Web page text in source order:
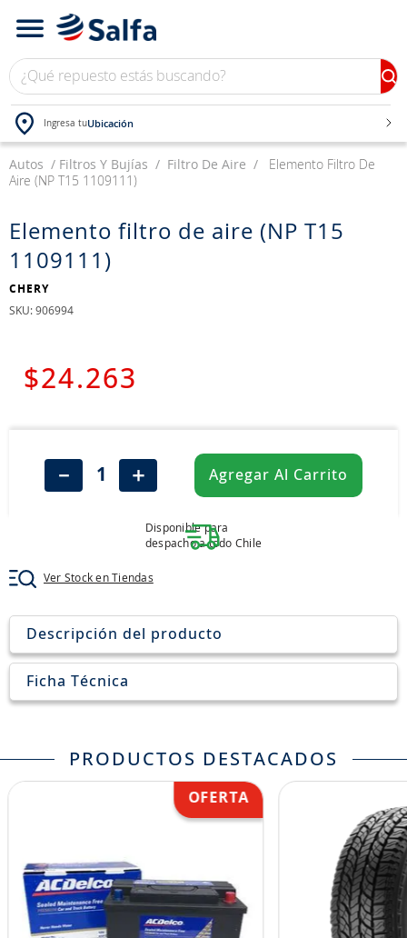
¿Qué repuesto estás buscando?
Ingresa tuUbicación
Autos Filtros Y Bujías Filtro De Aire
Elemento Filtro De
Aire (NP T15 1109111)
Elemento filtro de aire (NP T15
1109111)
CHERY
: 906994
$24.263
＋
－ Agregar Al Carrito
Disponible para
despacho a todo Chile
Ver Stock en Tiendas
Descripción del producto
Ficha Técnica
PRODUCTOS DESTACADOS
TÉRMINOS MÁS BUSCADOS
2.
neumáticos
3
westlake
4.
7.
chevrolet
jockey john deere